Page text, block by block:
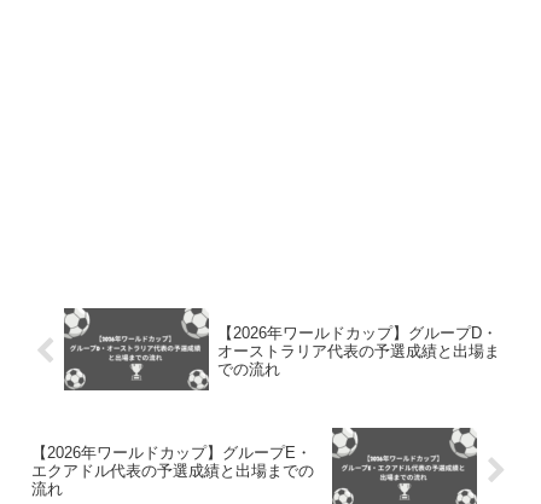
【2026年ワールドカップ】グループD・
オーストラリア代表の予選成績と出場ま
での流れ
【2026年ワールドカップ】グループE・
エクアドル代表の予選成績と出場までの
流れ